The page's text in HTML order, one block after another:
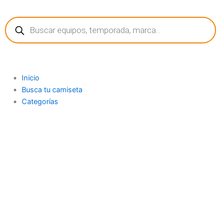
contenido
Búsqueda
de
productos
Inicio
Busca tu camiseta
Categorías